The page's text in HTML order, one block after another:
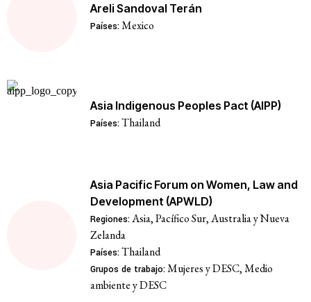
Areli Sandoval Terán
Países:Mexico
Asia Indigenous Peoples Pact (AIPP)
Países:Thailand
Asia Pacific Forum on Women, Law and
Development (APWLD)
Regiones:Asia, Pacífico Sur, Australia y Nueva
Zelanda
Países:Thailand
Grupos de trabajo:Mujeres y DESC, Medio
ambiente y DESC